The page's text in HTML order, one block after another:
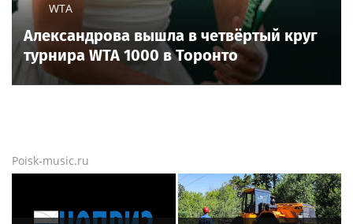
WTA
Александрова вышла в четвёртый круг
турнира WTA 1000 в Торонто
Poisk-music.ru